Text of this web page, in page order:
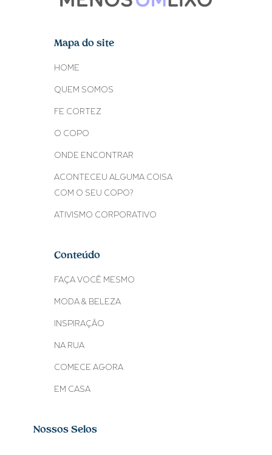
Mapa do site
HOME
QUEM SOMOS
FE CORTEZ
O COPO
ONDE ENCONTRAR
ACONTECEU ALGUMA COISA
COM O SEU COPO?
ATIVISMO CORPORATIVO
Conteúdo
FAÇA VOCÊ MESMO
MODA & BELEZA
INSPIRAÇÃO
NA RUA
COMECE AGORA
EM CASA
Nossos Selos